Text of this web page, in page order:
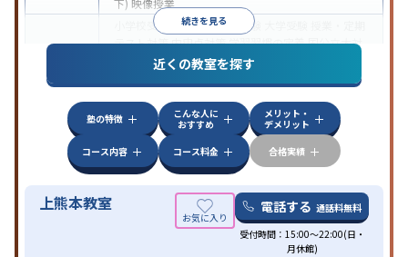
続きを見る
下) 映像授業
小学校受験 中学受験 高校受験
テスト対策内申点対策学習習慣の定着国公立大対
私大対策共通テスト対策英検(英語検定)対策
特徴
中高一貫校生に対応成績保証制度あり授業の振替
可能
不登校生に対応 学習にPC・タブレットを利用
オンライン対応 1科目から受講可能季節講習のみの
受講可
自習室あり
近くの教室を探す
塾の特徴
こんな人に
おすすめ
メリット・
デメリット
コース内容
コース料金 合格実績
上熊本教室 電話する 通話料無料
受付時間：15:00～22:00(日・
月休館)